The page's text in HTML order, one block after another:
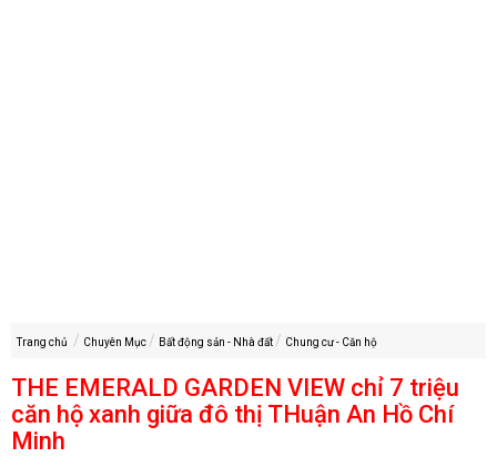
Trang chủ Chuyên Mục Bất động sản - Nhà đất Chung cư - Căn hộ
THE EMERALD GARDEN VIEW chỉ 7 triệu
căn hộ xanh giữa đô thị THuận An Hồ Chí
Minh